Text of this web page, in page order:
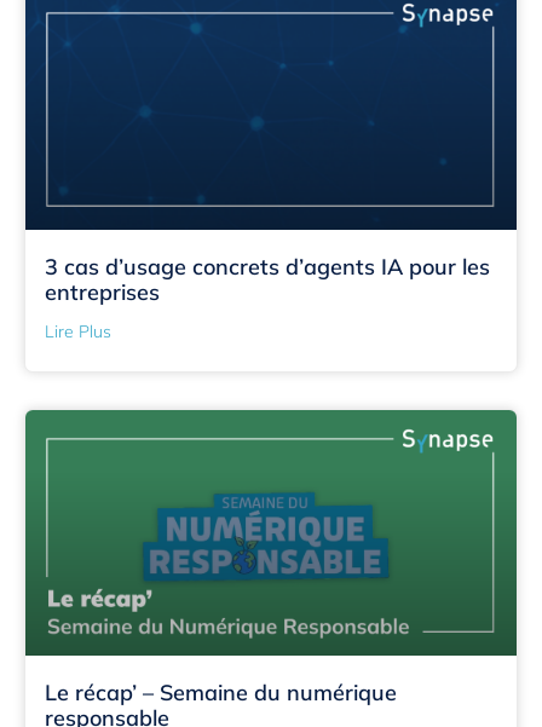
3 cas d’usage concrets d’agents IA pour les
entreprises
Lire Plus
Le récap’ – Semaine du numérique
responsable